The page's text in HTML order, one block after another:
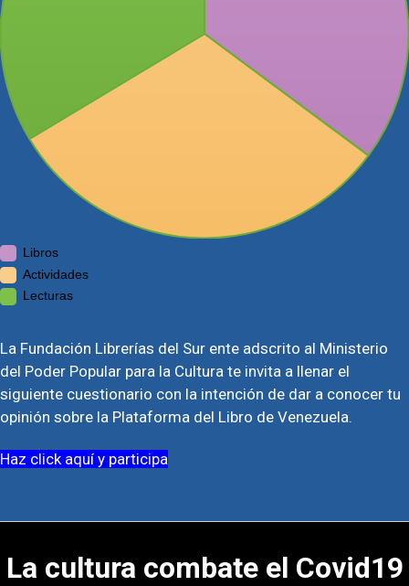
Libros
Actividades
Lecturas
La Fundación Librerías del Sur ente adscrito al Ministerio
del Poder Popular para la Cultura te invita a llenar el
siguiente cuestionario con la intención de dar a conocer tu
opinión sobre la Plataforma del Libro de Venezuela.
Haz click aquí y participa
La cultura combate el Covid19